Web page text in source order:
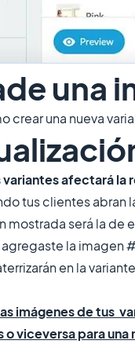
una
crear una nueva
variantes afectará
tus clientes abran
mostrada será la de
agregaste la imagen
en la
imágenes de tus
viceversa para